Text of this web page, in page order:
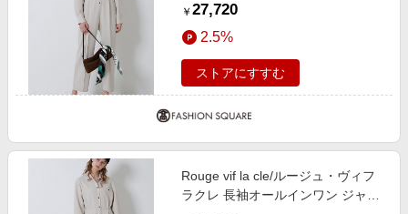
￥ 27,720
2.5%
ストアにすすむ
Rouge vif la cle/ルージュ・ヴィフ
ラクレ 長袖オールインワン ジャン